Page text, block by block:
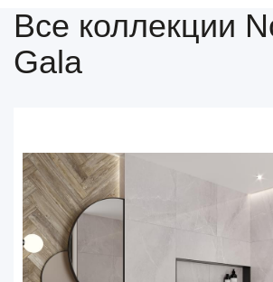
Все коллекции
Gala